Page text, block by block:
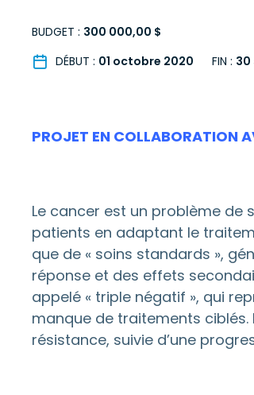
BUDGET : 300 000,00 $
DÉBUT : 01 octobre 2020 FIN : 30
PROJET EN COLLABORATION
Le cancer est un problème de
patients en adaptant le
que de « soins standards »,
réponse et des effets
appelé « triple négatif », qui
manque de traitements
résistance, suivie d’une